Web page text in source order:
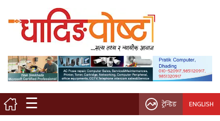
☰
मुख्य पृष्ठ
स्थानीय समाचार
विचार / ब्लग
नगर/गाउँ पालिका
ट्रेन्डिङ ENGLISH